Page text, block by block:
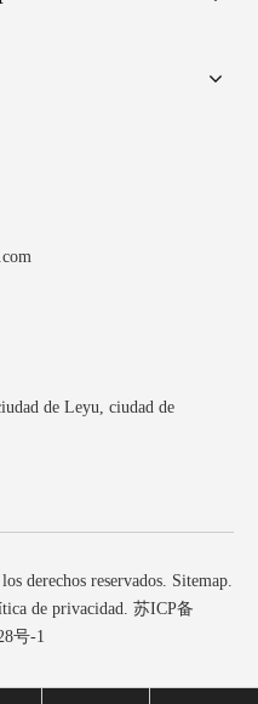
de Leyu, ciudad de
derechos reservados. Sitemap.
de privacidad. 苏ICP备
号-1